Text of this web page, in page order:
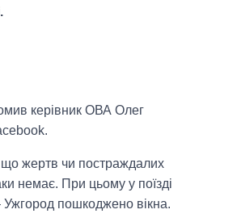
керівник ОВА Олег
що жертв чи постраждалих
немає. При цьому у поїзді
пошкоджено вікна.